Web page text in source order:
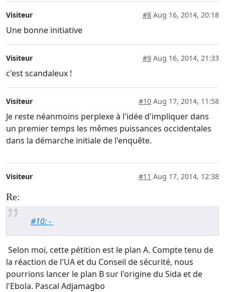
Visiteur #8 Aug 16, 2014, 20:18
Une bonne initiative
Visiteur #9 Aug 16, 2014, 21:33
c'est scandaleux !
Visiteur #10 Aug 17, 2014, 11:58
Je reste néanmoins perplexe à l'idée d'impliquer dans
un premier temps les mêmes puissances occidentales
dans la démarche initiale de l'enquête.
Visiteur #11 Aug 17, 2014, 12:38
Re:
#10: -
Selon moi, cette pétition est le plan A. Compte tenu de
la réaction de l'UA et du Conseil de sécurité, nous
pourrions lancer le plan B sur l'origine du Sida et de
l'Ebola. Pascal Adjamagbo